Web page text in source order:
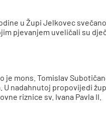
u Župi Jelkovec
pjevanjem uveličali su
je mons. Tomislav
U nadahnutoj propovijedi
riznice sv. Ivana Pavla II.